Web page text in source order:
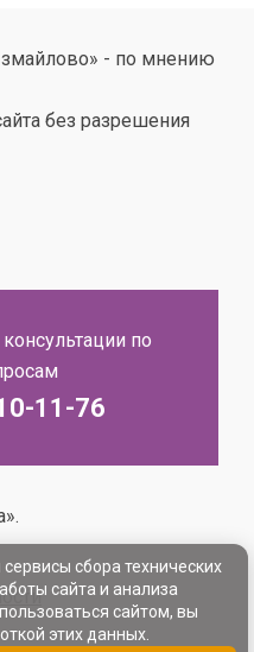
- по мнению
без разрешения
по
11-76
сбора технических
сайта и анализа
сайтом, вы
этих данных.